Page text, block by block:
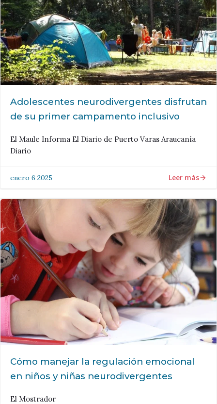
Adolescentes neurodivergentes disfrutan
de su primer campamento inclusivo
El Maule Informa El Diario de Puerto Varas Araucanía
Diario
enero 6 2025 Leer más
Cómo manejar la regulación emocional
en niños y niñas neurodivergentes
El Mostrador